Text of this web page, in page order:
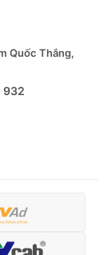
Quốc Thắng,
932